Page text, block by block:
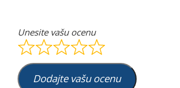
Unesite vašu ocenu
Dodajte vašu ocenu